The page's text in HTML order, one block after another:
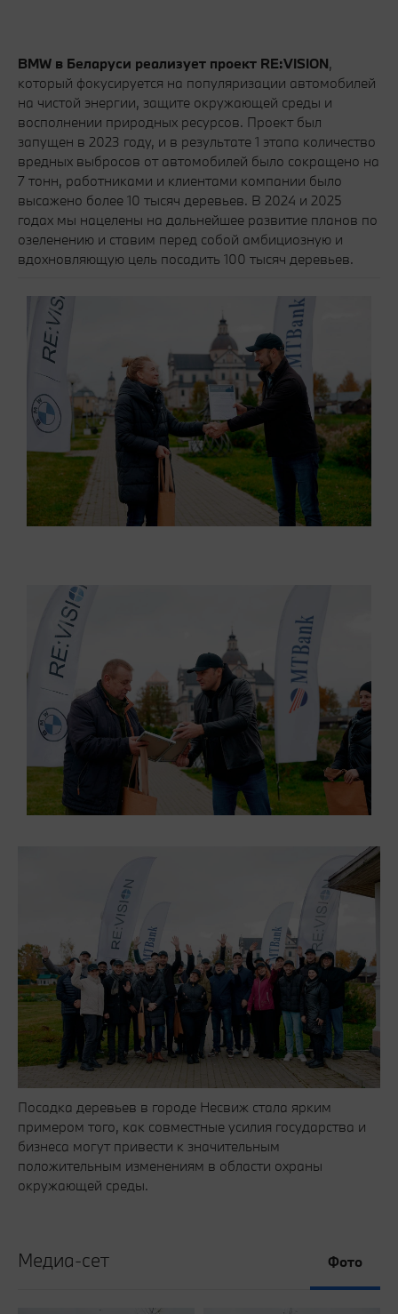
BMW в Беларуси реализует проект RE:VISION,
который фокусируется на популяризации автомобилей
на чистой энергии, защите окружающей среды и
восполнении природных ресурсов. Проект был
запущен в 2023 году, и в результате 1 этапа количество
вредных выбросов от автомобилей было сокращено на
7 тонн, работниками и клиентами компании было
высажено более 10 тысяч деревьев. В 2024 и 2025
годах мы нацелены на дальнейшее развитие планов по
озеленению и ставим перед собой амбициозную и
вдохновляющую цель посадить 100 тысяч деревьев.
Посадка деревьев в городе Несвиж стала ярким
примером того, как совместные усилия государства и
бизнеса могут привести к значительным
положительным изменениям в области охраны
окружающей среды.
Медиа-сет Фото